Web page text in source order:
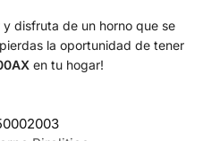
disfruta de un horno que se
la oportunidad de tener
en tu hogar!